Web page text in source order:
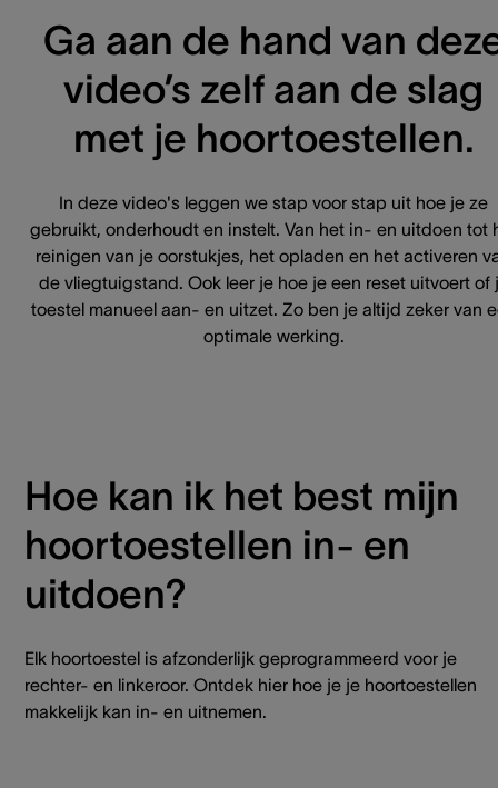
Ga aan de hand van
video’s zelf aan de slag
met je hoortoestellen.
In deze video's leggen we stap voor stap uit hoe je ze
gebruikt, onderhoudt en instelt. Van het in- en uitdoen tot
reinigen van je oorstukjes, het opladen en het activeren
de vliegtuigstand. Ook leer je hoe je een reset uitvoert of
toestel manueel aan- en uitzet. Zo ben je altijd zeker van
optimale werking.
Hoe kan ik het best mijn
hoortoestellen in- en
uitdoen?
Elk hoortoestel is afzonderlijk geprogrammeerd voor je
rechter- en linkeroor. Ontdek hier hoe je je hoortoestellen
makkelijk kan in- en uitnemen.